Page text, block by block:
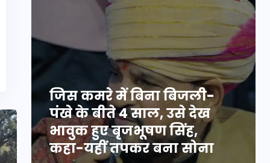
जिस कमरे में बिना बिजली-
पंखे के बीते 4 साल, उसे देख
भावुक हुए बृजभूषण सिंह,
कहा-यहीं तपकर बना सोना